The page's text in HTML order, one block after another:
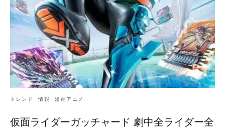
トレンド 情報 漫画アニメ
仮面ライダーガッチャード 劇中全ライダー全